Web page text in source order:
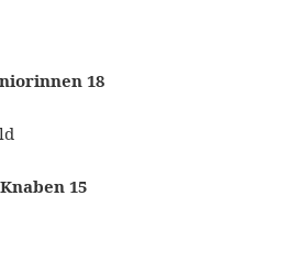
18
Knaben 15